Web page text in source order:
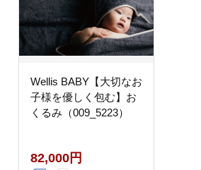
Wellis BABY【大切なお
子様を優しく包む】お
くるみ（009_5223）
82,000円